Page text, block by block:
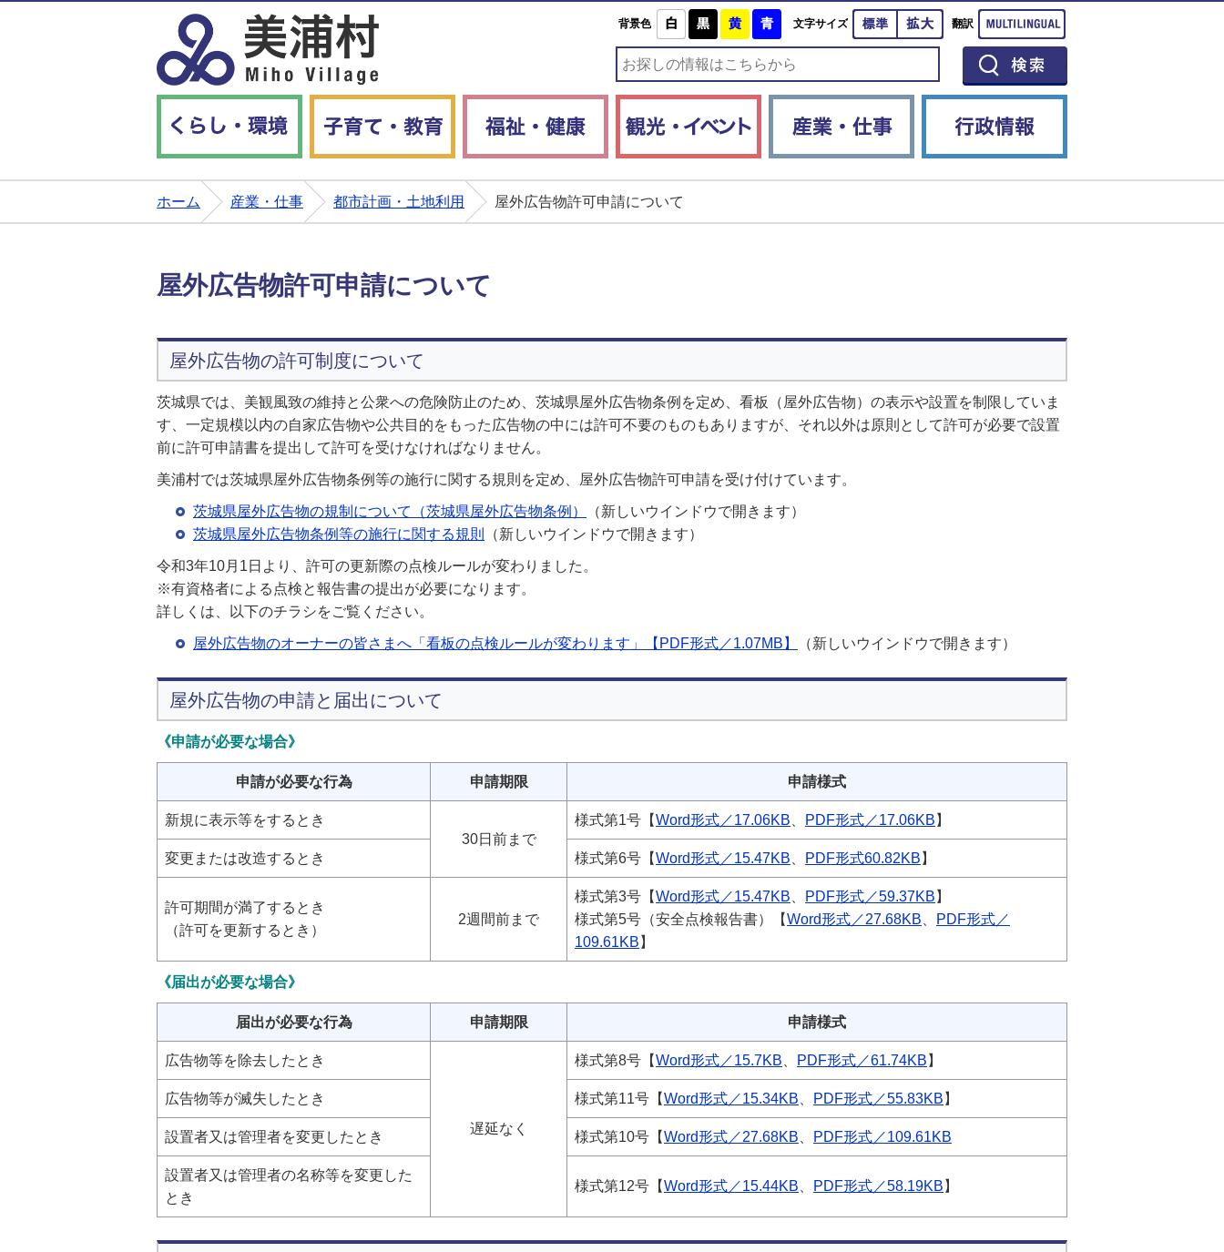
背景色 白 黒 黄 青文字サイズ 標準 拡大
翻訳
ホーム 産業・仕事 都市計画・土地利用 屋外広告物許可申請について
屋外広告物許可申請について
屋外広告物の許可制度について
茨城県では、美観風致の維持と公衆への危険防止のため、茨城県屋外広告物条例を定め、看板（屋外広告物）の表示や設置を制限していま
す、一定規模以内の自家広告物や公共目的をもった広告物の中には許可不要のものもありますが、それ以外は原則として許可が必要で設置
前に許可申請書を提出して許可を受けなければなりません。
美浦村では茨城県屋外広告物条例等の施行に関する規則を定め、屋外広告物許可申請を受け付けています。
茨城県屋外広告物の規制について（茨城県屋外広告物条例）
（新しいウインドウで開きます）
茨城県屋外広告物条例等の施行に関する規則
（新しいウインドウで開きます）
令和3年10月1日より、許可の更新際の点検ルールが変わりました。
※有資格者による点検と報告書の提出が必要になります。
詳しくは、以下のチラシをご覧ください。
屋外広告物のオーナーの皆さまへ「看板の点検ルールが変わります」【PDF形式／1.07MB】 （新しいウインドウで開きます）
屋外広告物の申請と届出について
《申請が必要な場合》
申請が必要な行為 申請期限 申請様式
新規に表示等をするとき
30日前まで
様式第1号【Word形式／17.06KB PDF形式／17.06KB 】
変更または改造するとき 様式第6号【Word形式／15.47KB PDF形式60.82KB 】
許可期間が満了するとき
（許可を更新するとき）
2週間前まで
様式第3号【Word形式／15.47KB PDF形式／59.37KB 】
様式第5号（安全点検報告書）【Word形式／27.68KB
PDF形式／
109.61KB 】
《届出が必要な場合》
届出が必要な行為 申請期限 申請様式
広告物等を除去したとき
遅延なく
様式第8号【Word形式／15.7KB PDF形式／61.74KB 】
広告物等が滅失したとき 様式第11号【Word形式／15.34KB PDF形式／55.83KB 】
設置者又は管理者を変更したとき 様式第10号【Word形式／27.68KB PDF形式／109.61KB
設置者又は管理者の名称等を変更した
とき
様式第12号【Word形式／15.44KB PDF形式／58.19KB 】